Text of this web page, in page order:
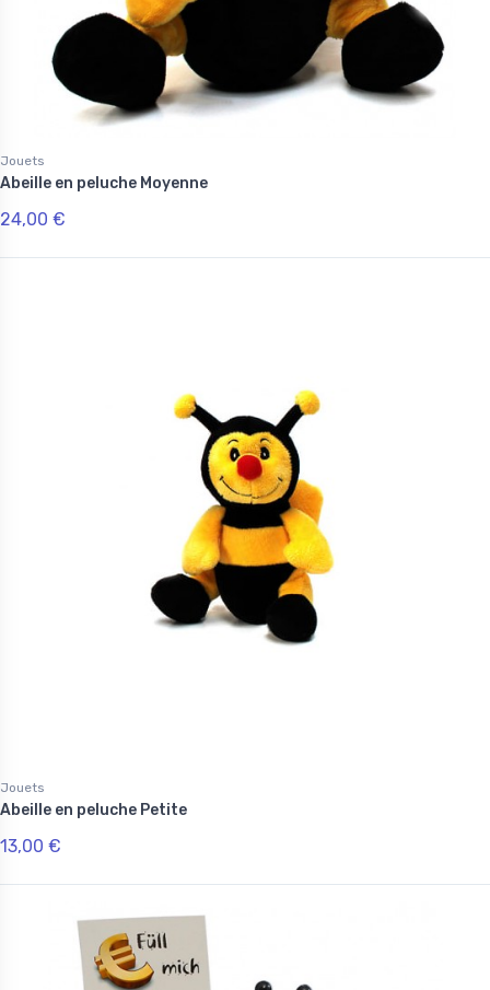
Jouets
Abeille en peluche Moyenne
24,00 €
Jouets
Abeille en peluche Petite
13,00 €